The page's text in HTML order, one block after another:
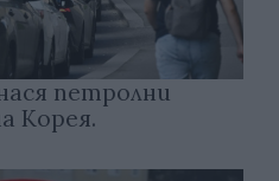
петролни
Корея.